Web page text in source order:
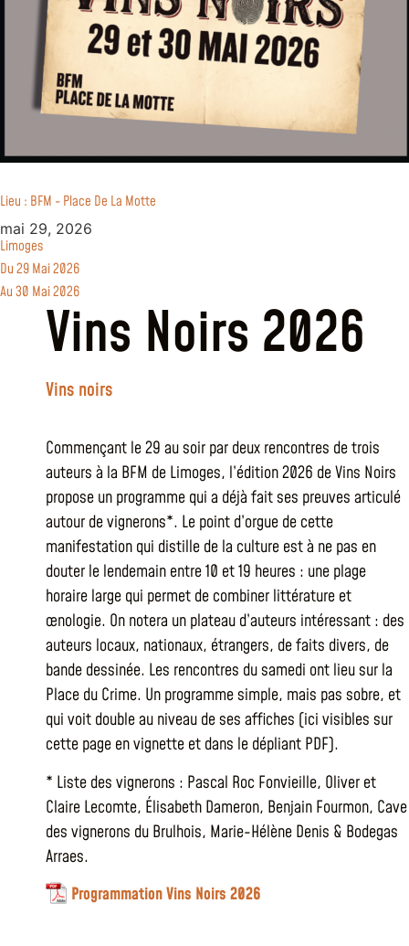
Lieu : BFM - Place De La Motte
mai 29, 2026
Limoges
Du 29 Mai 2026
Au 30 Mai 2026
Vins Noirs 2026
Vins noirs
Commençant le 29 au soir par deux rencontres de trois
auteurs à la BFM de Limoges, l’édition 2026 de Vins Noirs
propose un programme qui a déjà fait ses preuves articulé
autour de vignerons*. Le point d’orgue de cette
manifestation qui distille de la culture est à ne pas en
douter le lendemain entre 10 et 19 heures : une plage
horaire large qui permet de combiner littérature et
œnologie. On notera un plateau d’auteurs intéressant : des
auteurs locaux, nationaux, étrangers, de faits divers, de
bande dessinée. Les rencontres du samedi ont lieu sur la
Place du Crime. Un programme simple, mais pas sobre, et
qui voit double au niveau de ses affiches (ici visibles sur
cette page en vignette et dans le dépliant PDF).
* Liste des vignerons : Pascal Roc Fonvieille, Oliver et
Claire Lecomte, Élisabeth Dameron, Benjain Fourmon, Cave
des vignerons du Brulhois, Marie-Hélène Denis & Bodegas
Arraes.
Programmation Vins Noirs 2026